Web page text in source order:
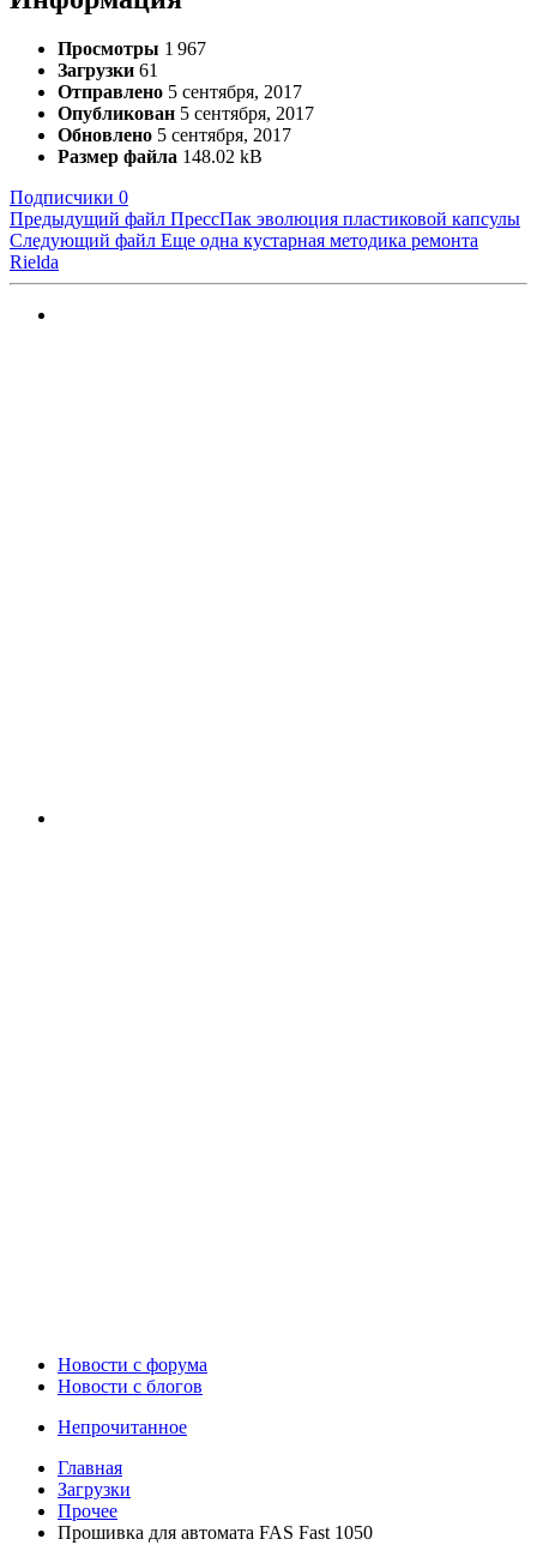
Просмотры 1 967
Загрузки 61
Отправлено 5 сентября, 2017
Опубликован 5 сентября, 2017
Обновлено 5 сентября, 2017
Размер файла 148.02 kB
Подписчики 0
Предыдущий файл ПрессПак эволюция пластиковой капсулы
Следующий файл Еще одна кустарная методика ремонта
Rielda
Новости c форума
Новости с блогов
Непрочитанное
Главная
Загрузки
Прочее
Прошивка для автомата FAS Fast 1050